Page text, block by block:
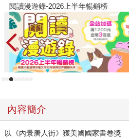
閱讀漫遊錄-2026上半年暢銷榜
內容簡介
以《內景唐人街》獲美國國家書卷獎